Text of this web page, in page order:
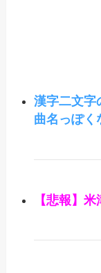
漢字二文字
曲名っぽく
【悲報】